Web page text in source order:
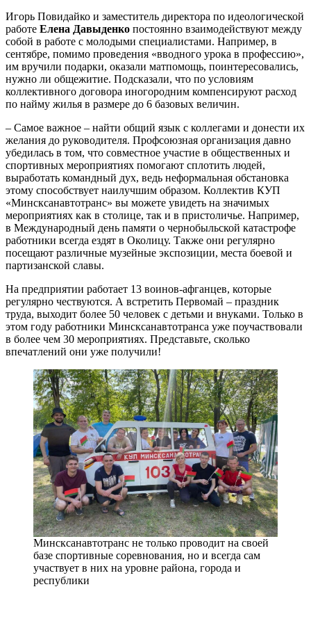
Игорь Повидайко и заместитель директора по идеологической
работе Елена Давыденко постоянно взаимодействуют между
собой в работе с молодыми специалистами. Например, в
сентябре, помимо проведения «вводного урока в профессию»,
им вручили подарки, оказали матпомощь, поинтересовались,
нужно ли общежитие. Подсказали, что по условиям
коллективного договора иногородним компенсируют расход
по найму жилья в размере до 6 базовых величин.
– Самое важное – найти общий язык с коллегами и донести их
желания до руководителя. Профсоюзная организация давно
убедилась в том, что совместное участие в общественных и
спортивных мероприятиях помогают сплотить людей,
выработать командный дух, ведь неформальная обстановка
этому способствует наилучшим образом. Коллектив КУП
«Минсксанавтотранс» вы можете увидеть на значимых
мероприятиях как в столице, так и в пристоличье. Например,
в Международный день памяти о чернобыльской катастрофе
работники всегда ездят в Околицу. Также они регулярно
посещают различные музейные экспозиции, места боевой и
партизанской славы.
На предприятии работает 13 воинов-афганцев, которые
регулярно чествуются. А встретить Первомай – праздник
труда, выходит более 50 человек с детьми и внуками. Только в
этом году работники Минсксанавтотранса уже поучаствовали
в более чем 30 мероприятиях. Представьте, сколько
впечатлений они уже получили!
Минсксанавтотранс не только проводит на своей
базе спортивные соревнования, но и всегда сам
участвует в них на уровне района, города и
республики